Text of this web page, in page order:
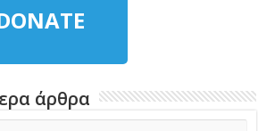
άρθρα